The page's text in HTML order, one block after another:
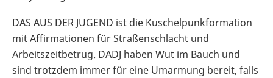
DAS AUS DER JUGEND ist die Kuschelpunkformation
mit Affirmationen für Straßenschlacht und
Arbeitszeitbetrug. DADJ haben Wut im Bauch und
sind trotzdem immer für eine Umarmung bereit, falls